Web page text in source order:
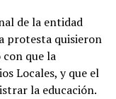
de la entidad
protesta quisieron
que la
Locales, y que el
la educación.